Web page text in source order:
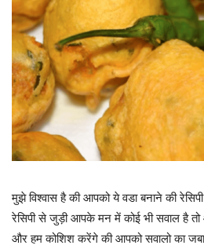
मुझे विश्वास है की आपको ये वडा बनाने की
रेसिपी से जुड़ी आपके मन में कोई भी सवाल है
और हम कोशिश करेंगे की आपको सवालो का